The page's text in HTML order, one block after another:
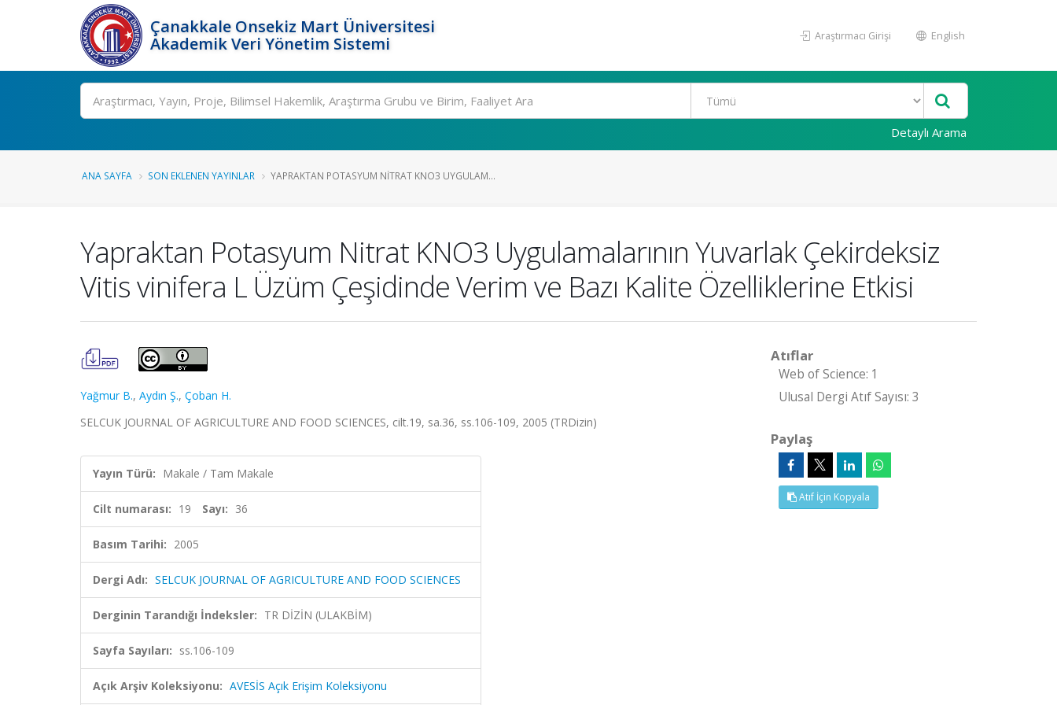
Çanakkale Onsekiz Mart Üniversitesi
Akademik Veri Yönetim Sistemi
Araştırmacı Girişi English
Ara
Detaylı Arama
ANA SAYFA SON EKLENEN YAYINLAR YAPRAKTAN POTASYUM NITRAT KNO3 UYGULAM...
Yapraktan Potasyum Nitrat KNO3 Uygulamalarının Yuvarlak Çekirdeksiz
Vitis vinifera L Üzüm Çeşidinde Verim ve Bazı Kalite Özelliklerine Etkisi
Yağmur B., Aydın Ş., Çoban H.
SELCUK JOURNAL OF AGRICULTURE AND FOOD SCIENCES, cilt.19, sa.36, ss.106-109, 2005 (TRDizin)
Yayın Türü: Makale / Tam Makale
Cilt numarası: 19 Sayı: 36
Basım Tarihi: 2005
Dergi Adı: SELCUK JOURNAL OF AGRICULTURE AND FOOD SCIENCES
Derginin Tarandığı İndeksler: TR DİZİN (ULAKBİM)
Sayfa Sayıları: ss.106-109
Açık Arşiv Koleksiyonu: AVESİS Açık Erişim Koleksiyonu
Atıflar
Web of Science: 1
Ulusal Dergi Atıf Sayısı: 3
Paylaş
Atıf İçin Kopyala